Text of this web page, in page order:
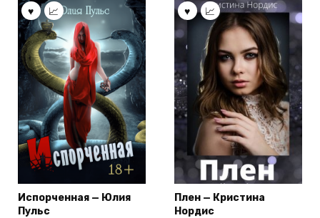
Испорченная — Юлия
Пульс
Плен — Кристина
Нордис